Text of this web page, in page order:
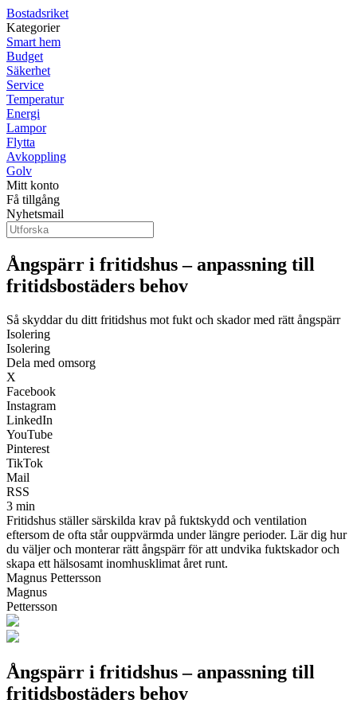
Bostadsriket
Kategorier
Smart hem
Budget
Säkerhet
Service
Temperatur
Energi
Lampor
Flytta
Avkoppling
Golv
Mitt konto
Få tillgång
Nyhetsmail
Ångspärr i fritidshus – anpassning till
fritidsbostäders behov
Så skyddar du ditt fritidshus mot fukt och skador med rätt ångspärr
Isolering
Isolering
Dela med omsorg
X
Facebook
Instagram
LinkedIn
YouTube
Pinterest
TikTok
Mail
RSS
3 min
Fritidshus ställer särskilda krav på fuktskydd och ventilation
eftersom de ofta står ouppvärmda under längre perioder. Lär dig hur
du väljer och monterar rätt ångspärr för att undvika fuktskador och
skapa ett hälsosamt inomhusklimat året runt.
Magnus Pettersson
Magnus
Pettersson
Ångspärr i fritidshus – anpassning till
fritidsbostäders behov